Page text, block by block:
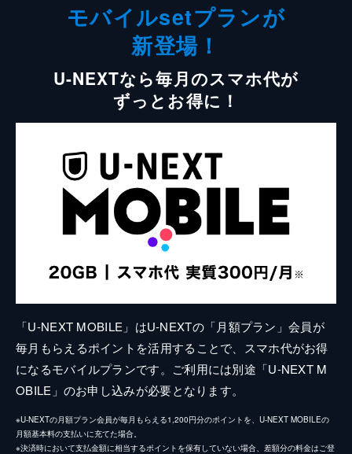
モバイルsetプランが
新登場！
U-NEXTなら毎月のスマホ代が
ずっとお得に！
「U-NEXT MOBILE」はU-NEXTの「月額プラン」会員が
毎月もらえるポイントを活用することで、スマホ代がお得
になるモバイルプランです。ご利用には別途「U-NEXT M
OBILE」のお申し込みが必要となります。
※U-NEXTの月額プラン会員が毎月もらえる1,200円分のポイントを、U-NEXT MOBILEの
月額基本料の支払いに充てた場合。
※決済時において支払金額に相当するポイントを保有していない場合、差額分の料金はご登